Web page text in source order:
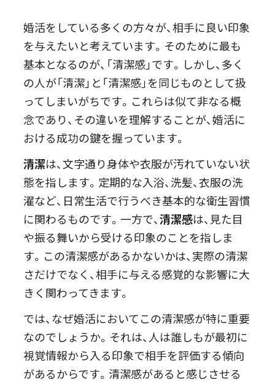
婚活をしている多くの方々が、相手に良い印象
を与えたいと考えています。そのために最も
基本となるのが、「清潔感」です。しかし、多く
の人が「清潔」と「清潔感」を同じものとして扱
ってしまいがちです。これらは似て非なる概
念であり、その違いを理解することが、婚活に
おける成功の鍵を握っています。
清潔は、文字通り身体や衣服が汚れていない状
態を指します。定期的な入浴、洗髪、衣服の洗
濯など、日常生活で行うべき基本的な衛生習慣
に関わるものです。一方で、清潔感は、見た目
や振る舞いから受ける印象のことを指しま
す。この清潔感があるかないかは、実際の清潔
さだけでなく、相手に与える感覚的な影響に大
きく関わってきます。
では、なぜ婚活においてこの清潔感が特に重要
なのでしょうか。それは、人は誰しもが最初に
視覚情報から入る印象で相手を評価する傾向
があるからです。清潔感があると感じさせる